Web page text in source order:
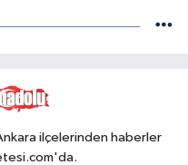
ilçelerinden haberler